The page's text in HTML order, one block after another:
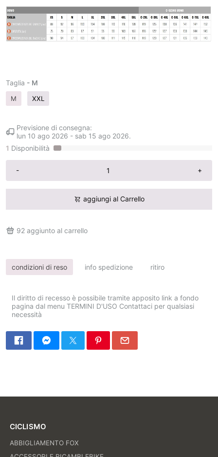
Taglia - M
M XXL
Previsione di consegna:
lun 10 ago 2026 - sab 15 ago 2026.
1 Disponibilità
- +
aggiungi al Carrello
92 aggiunto al carrello
condizioni di reso info spedizione ritiro
Il diritto di recesso è possibile tramite apposito link a fondo
pagina dal menu TERMINI D'USO Contattaci per qualsiasi
necessità
CICLISMO
ABBIGLIAMENTO FOX